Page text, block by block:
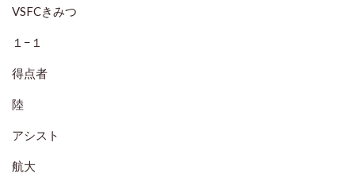
VSFCきみつ
１−１
得点者
陸
アシスト
航大